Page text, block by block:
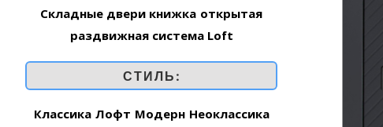
Складные двери книжка открытая
раздвижная система Loft
СТИЛЬ:
Классика Лофт Модерн Неоклассика